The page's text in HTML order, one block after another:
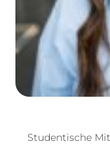
Studentische